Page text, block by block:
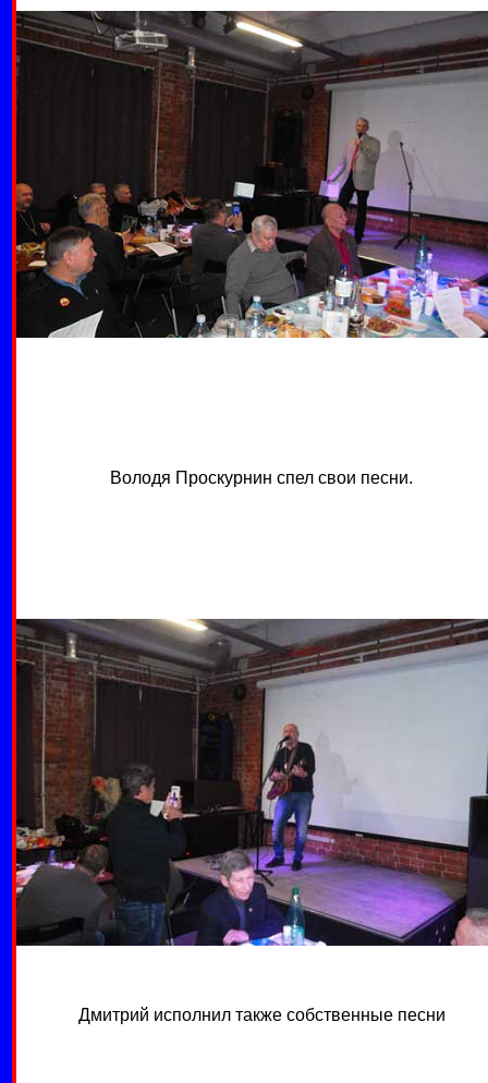
Володя Проскурнин спел свои песни.
Дмитрий исполнил также собственные песни